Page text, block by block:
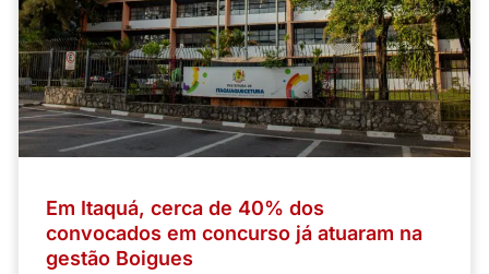
Em Itaquá, cerca de 40% dos
convocados em concurso já atuaram na
gestão Boigues